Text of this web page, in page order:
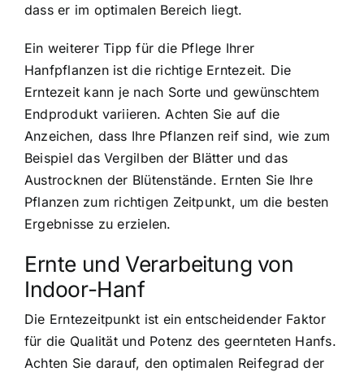
dass er im optimalen Bereich liegt.
Ein weiterer Tipp für die Pflege Ihrer
Hanfpflanzen ist die richtige Erntezeit. Die
Erntezeit kann je nach Sorte und gewünschtem
Endprodukt variieren. Achten Sie auf die
Anzeichen, dass Ihre Pflanzen reif sind, wie zum
Beispiel das Vergilben der Blätter und das
Austrocknen der Blütenstände. Ernten Sie Ihre
Pflanzen zum richtigen Zeitpunkt, um die besten
Ergebnisse zu erzielen.
Ernte und Verarbeitung von
Indoor-Hanf
Die Erntezeitpunkt ist ein entscheidender Faktor
für die Qualität und Potenz des geernteten Hanfs.
Achten Sie darauf, den optimalen Reifegrad der